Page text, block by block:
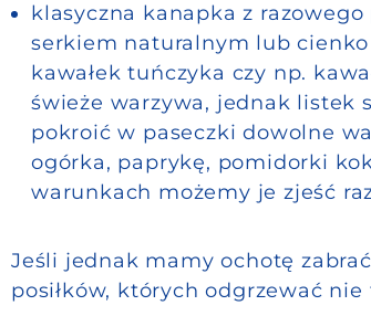
klasyczna kanapka z
serkiem naturalnym lub
kawałek tuńczyka czy np.
świeże warzywa, jednak listek
pokroić w paseczki dowolne
ogórka, paprykę, pomidorki
warunkach możemy je zjeść
Jeśli jednak mamy ochotę
posiłków, których odgrzewać nie